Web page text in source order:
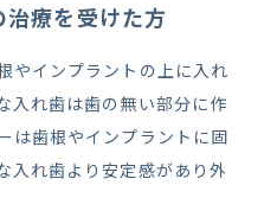
療を受けた方
やインプラントの上に入れ
入れ歯は歯の無い部分に作
は歯根やインプラントに固
入れ歯より安定感があり外